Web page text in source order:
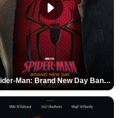
Spider-Man: Brand New Day Bande-annonce VO STFR